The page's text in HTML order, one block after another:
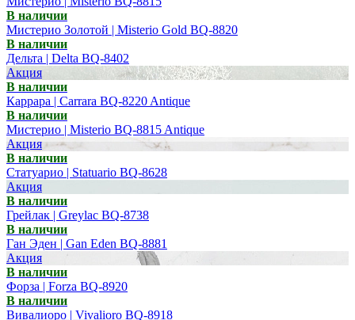
В наличии
Мистерио Золотой | Misterio Gold BQ-8820
В наличии
Дельта | Delta BQ-8402
Акция
В наличии
Каррара | Carrara BQ-8220 Antique
В наличии
Мистерио | Misterio BQ-8815 Antique
Акция
В наличии
Статуарио | Statuario BQ-8628
Акция
В наличии
Грейлак | Greylac BQ-8738
В наличии
Ган Эден | Gan Eden BQ-8881
Акция
В наличии
Форза | Forza BQ-8920
В наличии
Вивалиоро | Vivalioro BQ-8918